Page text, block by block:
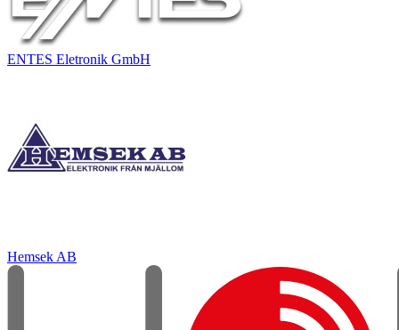
ENTES Eletronik GmbH
Hemsek AB